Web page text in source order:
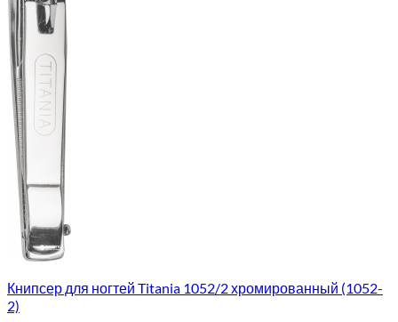
Книпсер для ногтей Titania 1052/2 хромированный (1052-
2)